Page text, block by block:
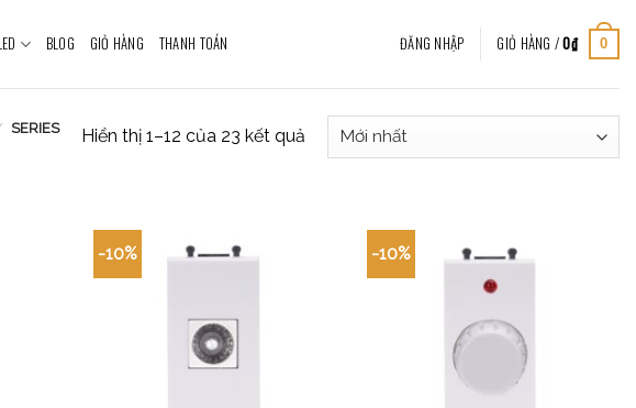
BLOG GIỎ HÀNG THANH TOÁN ĐĂNG NHẬP GIỎ HÀNG /0₫ 0
SERIES
Hiển thị 1–12 của 23 kết quả
-10% -10%